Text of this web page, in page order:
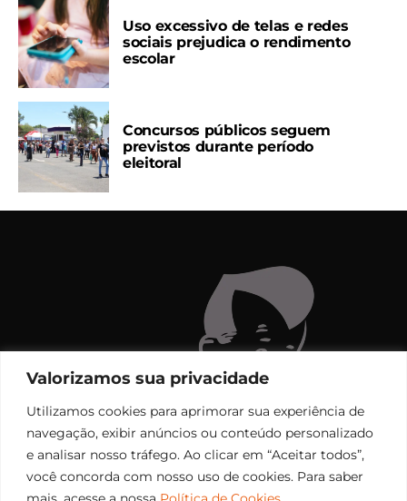
Valorizamos sua privacidade
Utilizamos cookies para aprimorar sua experiência de
navegação, exibir anúncios ou conteúdo personalizado
e analisar nosso tráfego. Ao clicar em “Aceitar todos”,
você concorda com nosso uso de cookies. Para saber
Uso excessivo de telas e redes
sociais prejudica o rendimento
escolar
Concursos públicos seguem
previstos durante período
eleitoral